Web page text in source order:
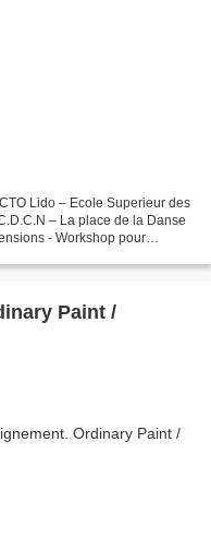
Lido – Ecole Superieur des
– La place de la Danse
- Workshop pour
Paint /